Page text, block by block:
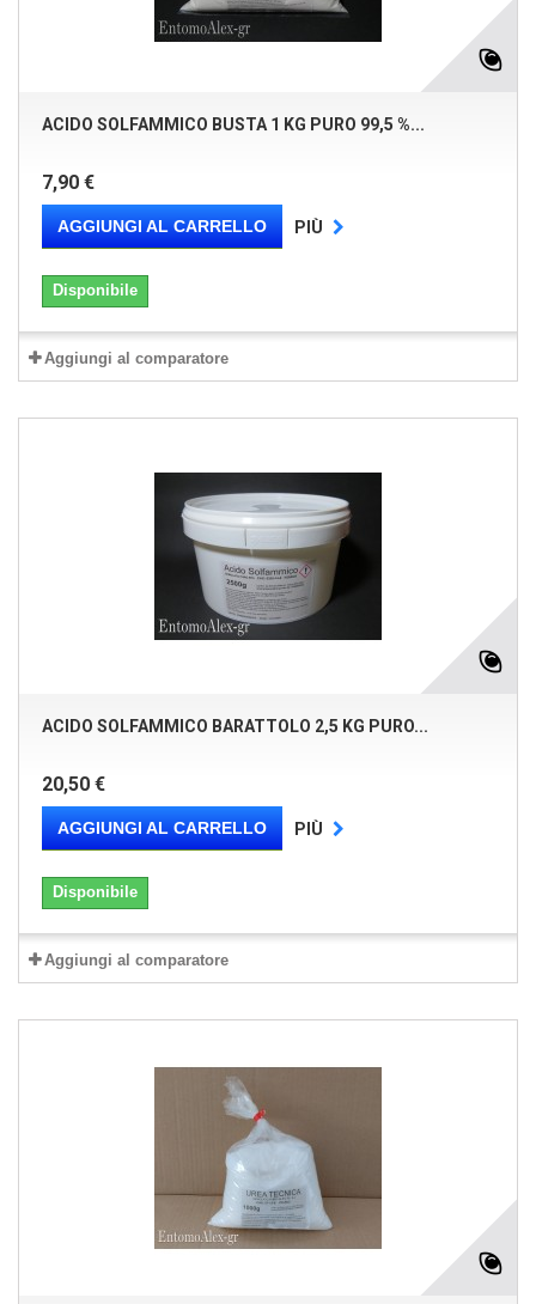
ACIDO SOLFAMMICO BUSTA 1 KG PURO 99,5 %...
7,90 €
AGGIUNGI AL CARRELLO PIÙ
Disponibile
Aggiungi al comparatore
ACIDO SOLFAMMICO BARATTOLO 2,5 KG PURO...
20,50 €
AGGIUNGI AL CARRELLO PIÙ
Disponibile
Aggiungi al comparatore